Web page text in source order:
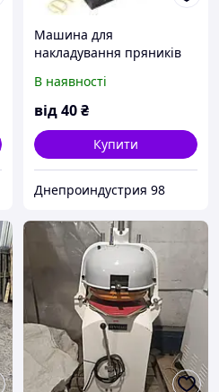
Машина для
накладування пряників
В наявності
від40₴
Купити
Днепроиндустрия 98